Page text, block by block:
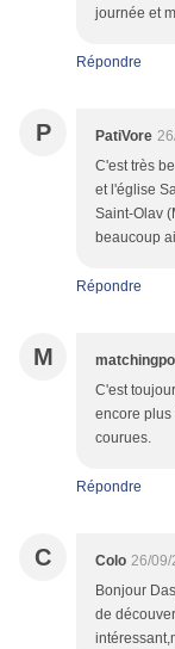
journée et
Répondre
P PatiVore
C'est très
et l'église
Saint-Olav
beaucoup
Répondre
M
C'est
encore plus
courues.
Répondre
C Colo 26/09/
Bonjour
de